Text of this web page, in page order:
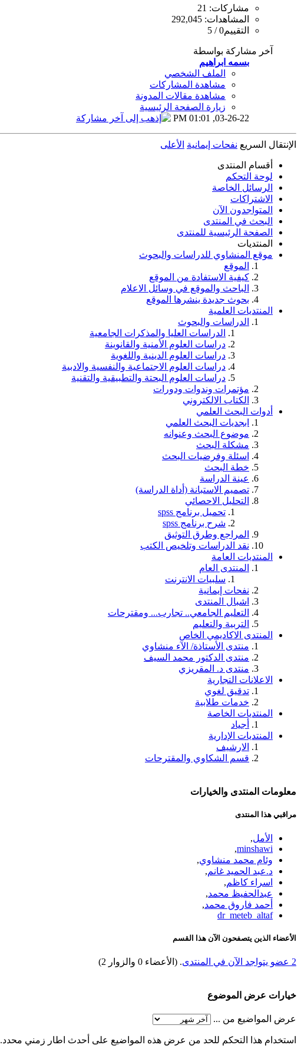
مشاركات: 21
المشاهدات: 292,045
التقييم0 / 5
آخر مشاركة بواسطة
بسمه ابراهيم
الملف الشخصي
مشاهدة المشاركات
مشاهدة مقالات المدونة
زيارة الصفحة الرئيسية
03-26-22,
01:01 PM
الإنتقال السريع نفحات إيمانية الأعلى
أقسام المنتدى
لوحة التحكم
الرسائل الخاصة
الاشتراكات
المتواجدون الآن
البحث في المنتدى
الصفحة الرئيسية للمنتدى
المنتديات
موقع المنشاوي للدراسات والبحوث
الموقع
كيفية الاستفادة من الموقع
الباحث والموقع في وسائل الاعلام
بحوث جديدة ينشرها الموقع
المنتديات العلمية
الدراسات والبحوث
الدراسات العليا والمذكرات الجامعية
دراسات العلوم الأمنية والقانوينة
دراسات العلوم الدينية واللغوية
دراسات العلوم الاجتماعية والنفسية والادبية
دراسات العلوم البحتة والتطبيقية والتقنية
مؤتمرات وندوات ودورات
الكتاب الالكتروني
أدوات البحث العلمي
ابجديات البحث العلمي
موضوع البحث وعنوانه
مشكلة البحث
اسئلة وفرضيات البحث
خطة البحث
عينة الدراسة
تصميم الاستبانة (أداة الدراسة)
التحليل الاحصائي
تحميل برنامج spss
شرح برنامج spss
المراجع وطرق التوثيق
نقد الدراسات وتلخيص الكتب
المنتديات العامة
المنتدى العام
سلبيات الانترنت
نفحات إيمانية
اشبال المنتدى
التعليم الجامعي.. تجارب... ومقترحات
التربية والتعليم
المنتدى الاكاديمي الخاص
منتدى الأستاذة/ الآء منشاوي
منتدى الدكتور محمد السيف
منتدى د. المقريزي
الاعلانات التجارية
تدقيق لغوي
خدمات طلابية
المنتديات الخاصة
أجياد
المنتديات الإدارية
الارشيف
قسم الشكاوي والمقترحات
معلومات المنتدى والخيارات
مراقبي هذا المنتدى
الأمل,
minshawi
,
وئام محمد منشاوي,
د.عبد الحميد غانم,
اسراء كاظم,
عبدالحفيظ محمد,
أحمد فاروق محمد,
dr_meteb_altaf
الأعضاء الذين يتصفحون الآن هذا القسم
2 عضو يتواجد الآن في المنتدى . (الأعضاء 0 والزوار 2)
خيارات عرض الموضوع
عرض المواضيع من ...
استخدام هذا التحكم للحد من عرض هذه المواضيع على أحدث اطار زمني محدد.